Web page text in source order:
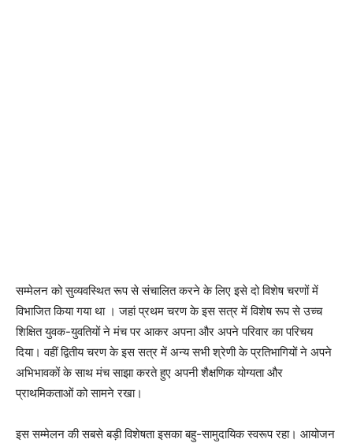
सम्मेलन को सुव्यवस्थित रूप से संचालित करने के लिए इसे दो विशेष चरणों में
विभाजित किया गया था । जहां प्रथम चरण के इस सत्र में विशेष रूप से उच्च
शिक्षित युवक-युवतियों ने मंच पर आकर अपना और अपने परिवार का परिचय
दिया। वहीं द्वितीय चरण के इस सत्र में अन्य सभी श्रेणी के प्रतिभागियों ने अपने
अभिभावकों के साथ मंच साझा करते हुए अपनी शैक्षणिक योग्यता और
प्राथमिकताओं को सामने रखा।
इस सम्मेलन की सबसे बड़ी विशेषता इसका बहु-सामुदायिक स्वरूप रहा। आयोजन